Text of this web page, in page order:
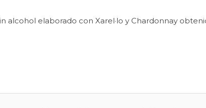
alcohol elaborado con Xarel·lo y Chardonnay